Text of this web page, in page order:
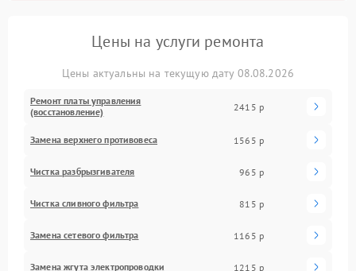
Цены на услуги ремонта
Цены актуальны на текущую дату 08.08.2026
Ремонт платы управления
(восстановление)
2415 р
Замена верхнего противовеса 1565 р
Чистка разбрызгивателя 965 р
Чистка сливного фильтра 815 р
Замена сетевого фильтра 1165 р
Замена жгута электропроводки 1215 р